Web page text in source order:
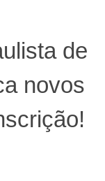
de
novos